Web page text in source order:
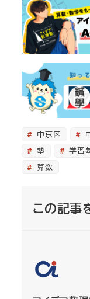
中京区
塾
学習
算数
この記事